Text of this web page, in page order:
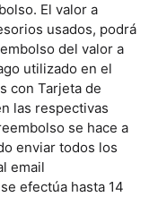
El valor a
usados, podrá
del valor a
utilizado en el
con Tarjeta de
las respectivas
se hace a
enviar todos los
email
efectúa hasta 14